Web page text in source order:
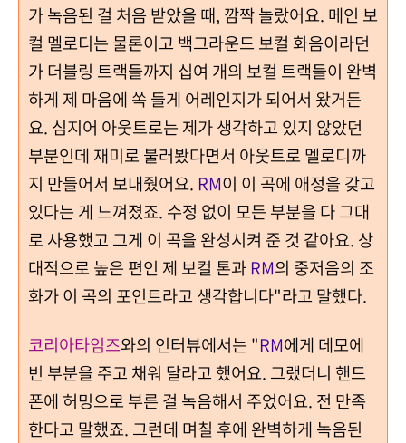
가 녹음된 걸 처음 받았을 때, 깜짝 놀랐어요. 메인 보
컬 멜로디는 물론이고 백그라운드 보컬 화음이라던
가 더블링 트랙들까지 십여 개의 보컬 트랙들이 완벽
하게 제 마음에 쏙 들게 어레인지가 되어서 왔거든
요. 심지어 아웃트로는 제가 생각하고 있지 않았던
부분인데 재미로 불러봤다면서 아웃트로 멜로디까
지 만들어서 보내줬어요. RM이 이 곡에 애정을 갖고
있다는 게 느껴졌죠. 수정 없이 모든 부분을 다 그대
로 사용했고 그게 이 곡을 완성시켜 준 것 같아요. 상
대적으로 높은 편인 제 보컬 톤과RM의 중저음의 조
화가 이 곡의 포인트라고 생각합니다"라고 말했다.
코리아타임즈와의 인터뷰에서는 "RM에게 데모에
빈 부분을 주고 채워 달라고 했어요. 그랬더니 핸드
폰에 허밍으로 부른 걸 녹음해서 주었어요. 전 만족
한다고 말했죠. 그런데 며칠 후에 완벽하게 녹음된